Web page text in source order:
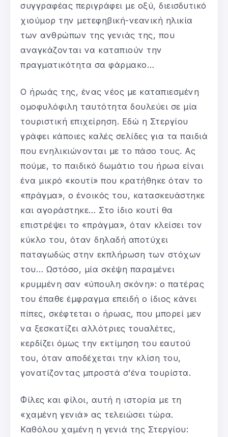
συγγραφέας περιγράφει με οξύ, διεισδυτικό
χιούμορ την μετεφηβική-νεανική ηλικία
των ανθρώπων της γενιάς της, που
αναγκάζονται να καταπιούν την
πραγματικότητα σα φάρμακο…
Ο ήρωάς της, ένας νέος με καταπιεσμένη
ομοφυλόφιλη ταυτότητα δουλεύει σε μία
τουριστική επιχείρηση. Εδώ η Στεργίου
γράφει κάποιες καλές σελίδες για τα παιδιά
που ενηλικιώνονται με το πάσο τους. Ας
πούμε, το παιδικό δωμάτιο του ήρωα είναι
ένα μικρό «κουτί» που κρατήθηκε όταν το
«πράγμα», ο ένοικός του, κατασκευάστηκε
και αγοράστηκε… Στο ίδιο κουτί θα
επιστρέψει το «πράγμα», όταν κλείσει τον
κύκλο του, όταν δηλαδή αποτύχει
παταγωδώς στην εκπλήρωση των στόχων
του… Ωστόσο, μία σκέψη παραμένει
κρυμμένη σαν «ύπουλη σκόνη»: ο πατέρας
του έπαθε έμφραγμα επειδή ο ίδιος κάνει
πίπες, σκέφτεται ο ήρωας, που μπορεί μεν
να ξεσκατίζει αλλότριες τουαλέτες,
κερδίζει όμως την εκτίμηση του εαυτού
του, όταν αποδέχεται την κλίση του,
γονατίζοντας μπροστά σ’ένα τουρίστα.
Φίλες και φίλοι, αυτή η ιστορία με τη
«χαμένη γενιά» ας τελειώσει τώρα.
Καθόλου χαμένη η γενιά της Στεργίου: